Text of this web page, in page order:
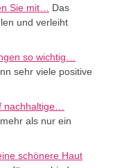
Sie mit…
Das
und verleiht
so wichtig…
sehr viele positive
nachhaltige…
als nur ein
schönere Haut